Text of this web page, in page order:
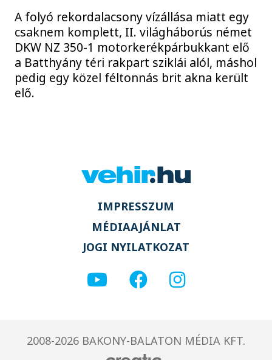
A folyó rekordalacsony vízállása miatt egy
csaknem komplett, II. világháborús német
DKW NZ 350-1 motorkerékpárbukkant elő
a Batthyány téri rakpart sziklái alól, máshol
pedig egy közel féltonnás brit akna került
elő.
IMPRESSZUM
MÉDIAAJÁNLAT
JOGI NYILATKOZAT
2008-2026 BAKONY-BALATON MÉDIA KFT.